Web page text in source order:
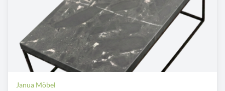
Janua Möbel